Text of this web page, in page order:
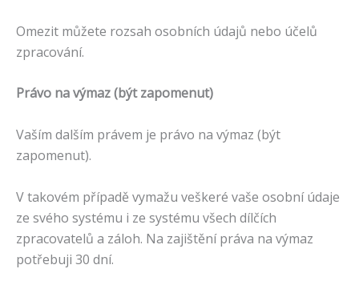
Omezit můžete rozsah osobních údajů nebo účelů
zpracování.
Právo na výmaz (být zapomenut)
Vaším dalším právem je právo na výmaz (být
zapomenut).
V takovém případě vymažu veškeré vaše osobní údaje
ze svého systému i ze systému všech dílčích
zpracovatelů a záloh. Na zajištění práva na výmaz
potřebuji 30 dní.